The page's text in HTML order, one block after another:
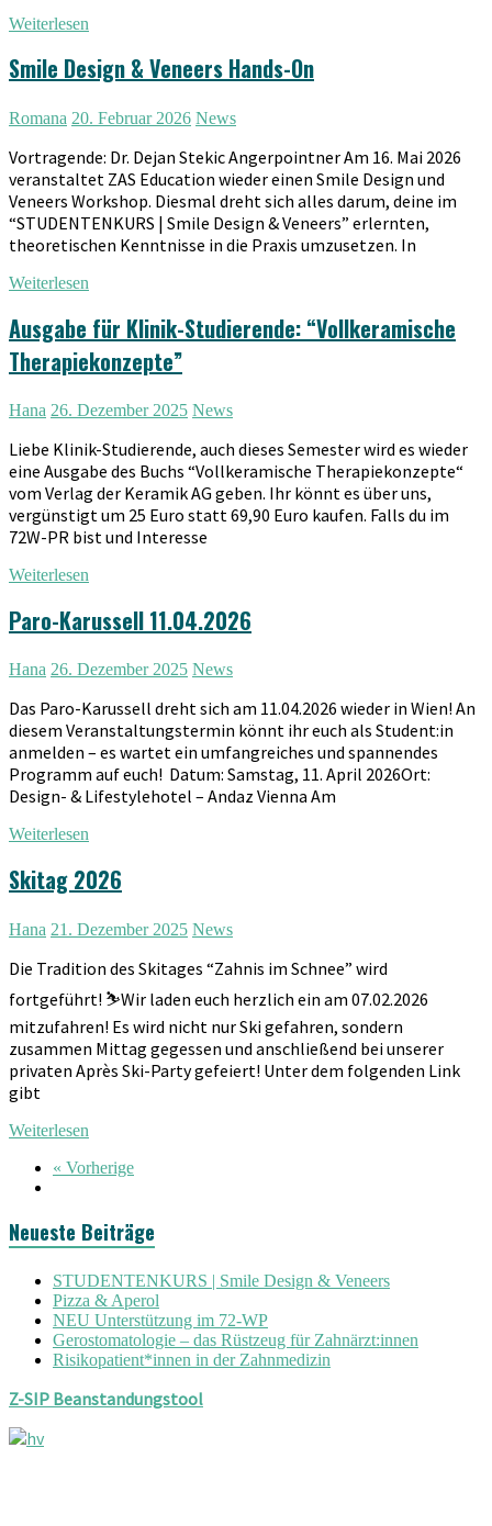
Weiterlesen
Smile Design & Veneers Hands-On
Romana 20. Februar 2026 News
Vortragende: Dr. Dejan Stekic Angerpointner Am 16. Mai 2026
veranstaltet ZAS Education wieder einen Smile Design und
Veneers Workshop. Diesmal dreht sich alles darum, deine im
“STUDENTENKURS | Smile Design & Veneers” erlernten,
theoretischen Kenntnisse in die Praxis umzusetzen. In
Weiterlesen
Ausgabe für Klinik-Studierende: “Vollkeramische
Therapiekonzepte”
Hana 26. Dezember 2025 News
Liebe Klinik-Studierende, auch dieses Semester wird es wieder
eine Ausgabe des Buchs “Vollkeramische Therapiekonzepte“
vom Verlag der Keramik AG geben. Ihr könnt es über uns,
vergünstigt um 25 Euro statt 69,90 Euro kaufen. Falls du im
72W-PR bist und Interesse
Weiterlesen
Paro-Karussell 11.04.2026
Hana 26. Dezember 2025 News
Das Paro-Karussell dreht sich am 11.04.2026 wieder in Wien! An
diesem Veranstaltungstermin könnt ihr euch als Student:in
anmelden – es wartet ein umfangreiches und spannendes
Programm auf euch! Datum: Samstag, 11. April 2026Ort:
Design- & Lifestylehotel – Andaz Vienna Am
Weiterlesen
Skitag 2026
Hana 21. Dezember 2025 News
Die Tradition des Skitages “Zahnis im Schnee” wird
fortgeführt! ⛷️Wir laden euch herzlich ein am 07.02.2026
mitzufahren! Es wird nicht nur Ski gefahren, sondern
zusammen Mittag gegessen und anschließend bei unserer
privaten Après Ski-Party gefeiert! Unter dem folgenden Link
gibt
Weiterlesen
« Vorherige
Neueste Beiträge
STUDENTENKURS | Smile Design & Veneers
Pizza & Aperol
NEU Unterstützung im 72-WP
Gerostomatologie – das Rüstzeug für Zahnärzt:innen
Risikopatient*innen in der Zahnmedizin
Z-SIP Beanstandungstool